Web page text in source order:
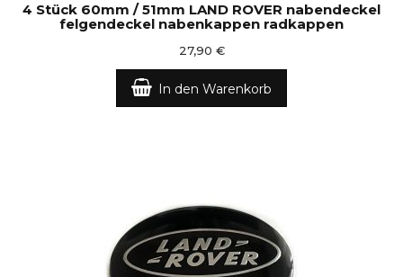
4 Stück 60mm / 51mm LAND ROVER nabendeckel
felgendeckel nabenkappen radkappen
27,90 €
In den Warenkorb